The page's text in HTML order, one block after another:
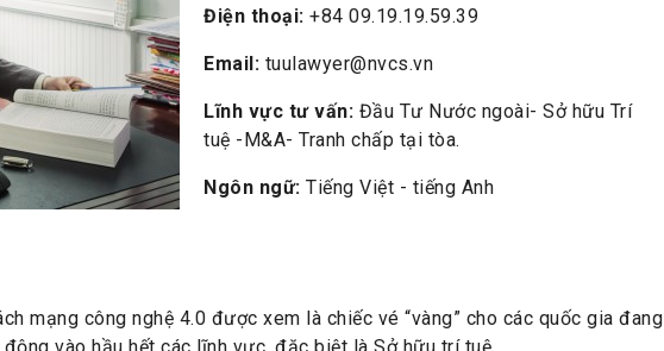
Điện thoại: +84 09.19.19.59.39
Email: tuulawyer@nvcs.vn
Lĩnh vực tư vấn: Đầu Tư Nước ngoài- Sở hữu Trí
tuệ -M&A- Tranh chấp tại tòa.
Ngôn ngữ: Tiếng Việt - tiếng Anh
mạng công nghệ 4.0 được xem là chiếc vé “vàng” cho các quốc gia đang